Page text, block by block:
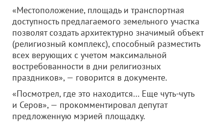
«Местоположение, площадь и транспортная
доступность предлагаемого земельного участка
позволят создать архитектурно значимый объект
(религиозный комплекс), способный разместить
всех верующих с учетом максимальной
востребованности в дни религиозных
праздников», — говорится в документе.
«Посмотрел, где это находится… Еще чуть-чуть
и Серов», — прокомментировал депутат
предложенную мэрией площадку.